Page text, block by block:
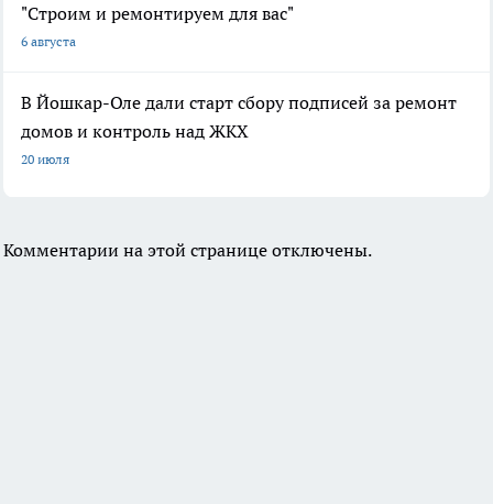
"Строим и ремонтируем для вас"
6 августа
В Йошкар-Оле дали старт сбору подписей за ремонт
домов и контроль над ЖКХ
20 июля
Комментарии на этой странице отключены.